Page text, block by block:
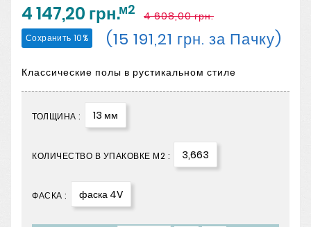
4 147,20 грн.м2 4 608,00 грн.
Сохранить 10% (15 191,21 грн. за Пачку)
Классические полы в рустикальном стиле
ТОЛЩИНА : 13 мм
КОЛИЧЕСТВО В УПАКОВКЕ М2 : 3,663
ФАСКА : фаска 4V